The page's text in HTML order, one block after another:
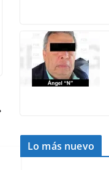
Lo más nuevo